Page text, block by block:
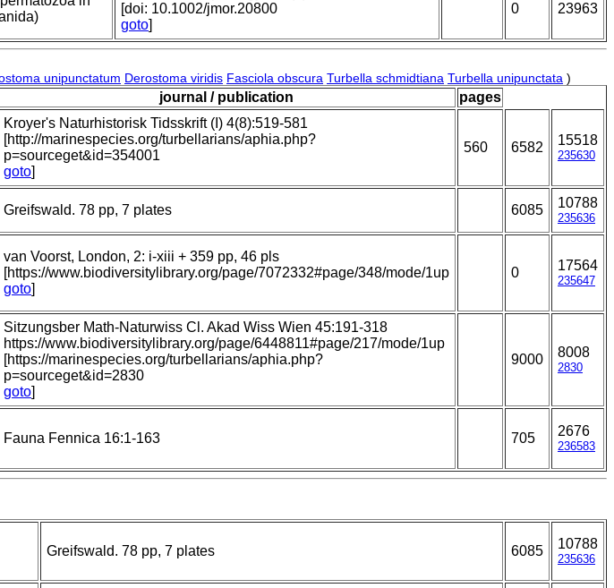
[doi: 10.1002/jmor.20800
goto]
0 23963
unipunctatum Derostoma viridis Fasciola obscura Turbella schmidtiana Turbella unipunctata )
journal / publication pages
Kroyer's Naturhistorisk Tidsskrift (I) 4(8):519-581
[http://marinespecies.org/turbellarians/aphia.php?
p=sourceget&id=354001
goto]
560 6582 15518
235630
Greifswald. 78 pp, 7 plates 6085 10788
235636
van Voorst, London, 2: i-xiii + 359 pp, 46 pls
[https://www.biodiversitylibrary.org/page/7072332#page/348/mode/1up
goto]
0 17564
235647
Sitzungsber Math-Naturwiss Cl. Akad Wiss Wien 45:191-318
https://www.biodiversitylibrary.org/page/6448811#page/217/mode/1up
[https://marinespecies.org/turbellarians/aphia.php?
p=sourceget&id=2830
goto]
9000 8008
2830
Fauna Fennica 16:1-163 705 2676
236583
Greifswald. 78 pp, 7 plates 6085 10788
235636